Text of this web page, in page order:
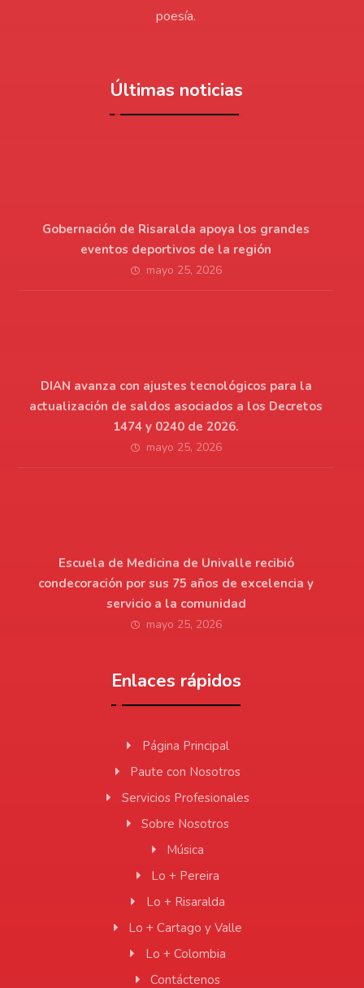
poesía.
Últimas noticias
Gobernación de Risaralda apoya los grandes
eventos deportivos de la región
mayo 25, 2026
DIAN avanza con ajustes tecnológicos para la
actualización de saldos asociados a los Decretos
1474 y 0240 de 2026.
mayo 25, 2026
Escuela de Medicina de Univalle recibió
condecoración por sus 75 años de excelencia y
servicio a la comunidad
mayo 25, 2026
Enlaces rápidos
Página Principal
Paute con Nosotros
Servicios Profesionales
Sobre Nosotros
Música
Lo + Pereira
Lo + Risaralda
Lo + Cartago y Valle
Lo + Colombia
Contáctenos